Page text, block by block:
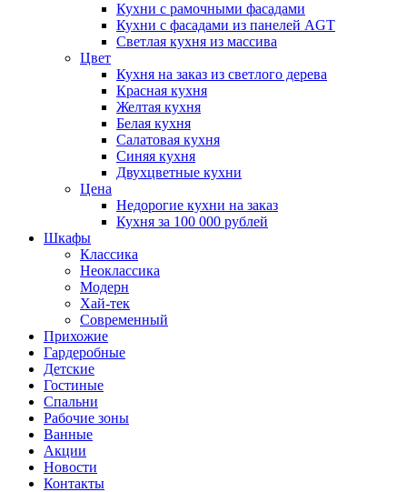
Кухни с рамочными фасадами
Кухни с фасадами из панелей AGT
Светлая кухня из массива
Цвет
Кухня на заказ из светлого дерева
Красная кухня
Желтая кухня
Белая кухня
Салатовая кухня
Синяя кухня
Двухцветные кухни
Цена
Недорогие кухни на заказ
Кухня за 100 000 рублей
Шкафы
Классика
Неоклассика
Модерн
Хай-тек
Современный
Прихожие
Гардеробные
Детские
Гостиные
Спальни
Рабочие зоны
Ванные
Акции
Новости
Контакты